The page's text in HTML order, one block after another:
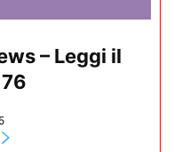
– Leggi il